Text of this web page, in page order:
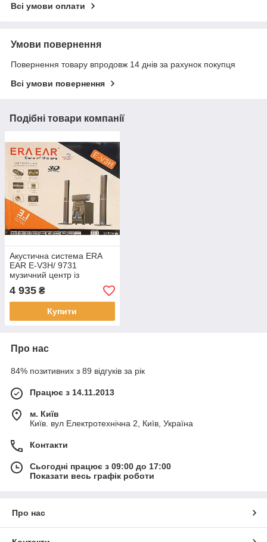
Всі умови оплати
Умови повернення
Повернення товару впродовж 14 днів за рахунок покупця
Всі умови повернення
Подібні товари компанії
Акустична система ERA
EAR E-V3H/ 9731
музичний центр із
вбудованим Bluetooth,
сабвуфер
4 935 ₴
Купити
Про нас
84% позитивних з 89 відгуків за рік
Працює з 14.11.2013
м. Київ
Київ. вул Електротехнічна 2, Київ, Україна
Контакти
Сьогодні працює з 09:00 до 17:00
Показати весь графік роботи
Про нас